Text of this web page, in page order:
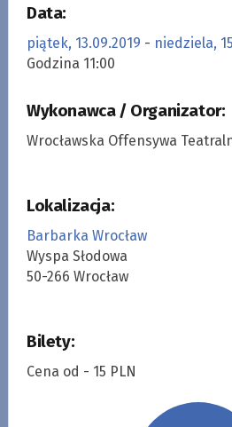
Data:
piątek, 13.09.2019 - niedziela,
Godzina 11:00
Wykonawca / Organizator:
Wrocławska Offensywa
Lokalizacja:
Barbarka Wrocław
Wyspa Słodowa
50-266 Wrocław
Bilety:
Cena od - 15 PLN